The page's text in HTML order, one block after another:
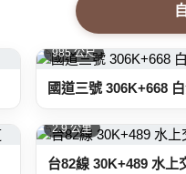
985 公尺
國道三號 306K+668
2.9 公里
台82線 30K+489 水上